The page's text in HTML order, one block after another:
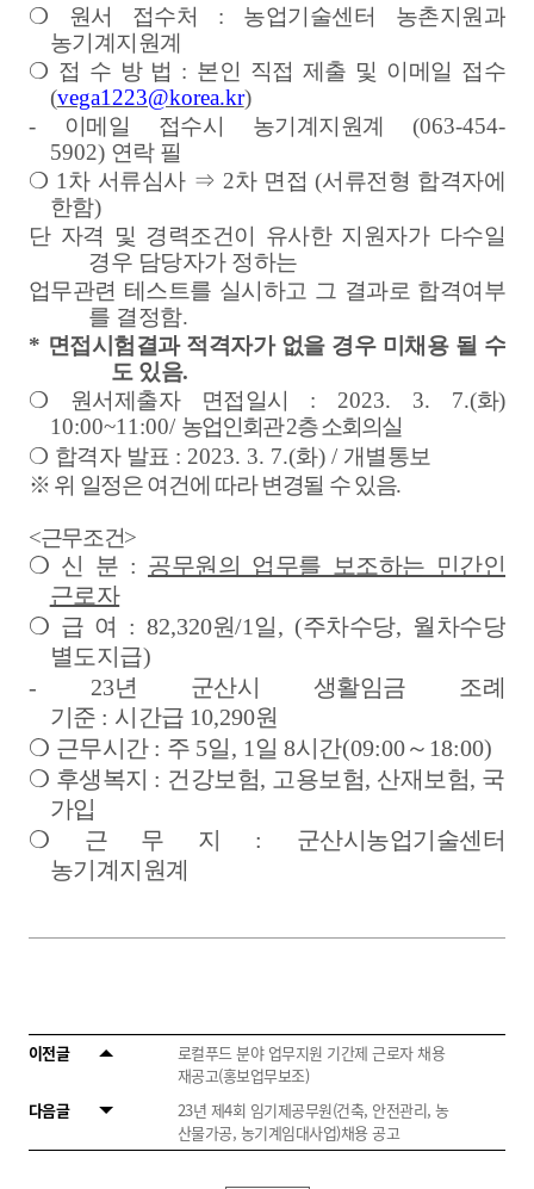
❍ 원서 접수처 : 농업기술센터 농촌지원과
농기계지원계
❍ 접 수 방 법 : 본인 직접 제출 및 이메일 접수
(vega1223@korea.kr)
-
이메일 접수시 농기계지원계(063-454-
5902) 연락 필
❍ 1 차 서류심사 ⇒ 2차 면접(서류전형 합격자에
한함)
단 자격 및 경력조건이 유사한 지원자가 다수일
경우 담당자가 정하는
업무관련 테스트를 실시하고 그 결과로 합격여부
를 결정함.
* 면접시험결과 적격자가 없을 경우 미채용 될 수
도 있음.
❍ 원서제출자 면접일시 : 2023. 3. 7.(화)
10:00~11:00/ 농업인회관2층 소회의실
❍ 합격자 발표 : 2023. 3. 7.(화) / 개별통보
※ 위 일정은 여건에 따라 변경될 수 있음.
<근무조건>
❍ 신 분 : 공무원의 업무를 보조하는 민간인
근로자
❍ 급 여 : 82,320원/1 일, (주차수당, 월차수당
별도지급)
- 23년 군산시 생활임금 조례
기준 : 시간급 10,290원
❍ 근무시간 : 주 5일, 1 일 8시간(09:00～ 18:00)
❍ 후생복지 : 건강보험, 고용보험, 산재보험, 국
가입
❍ 근 무 지 : 군산시농업기술센터
농기계지원계
이전글
로컬푸드 분야 업무지원 기간제 근로자 채용
재공고(홍보업무보조)
다음글
23년 제4회 임기제공무원(건축, 안전관리, 농
산물가공, 농기계임대사업)채용 공고